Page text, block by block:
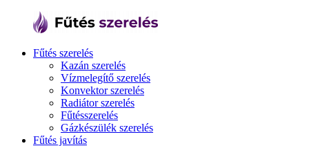
Fűtés szerelés
Kazán szerelés
Vízmelegítő szerelés
Konvektor szerelés
Radiátor szerelés
Fűtésszerelés
Gázkészülék szerelés
Fűtés javítás